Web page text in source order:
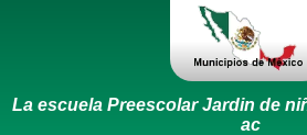
La escuela Preescolar Jardin de
ac